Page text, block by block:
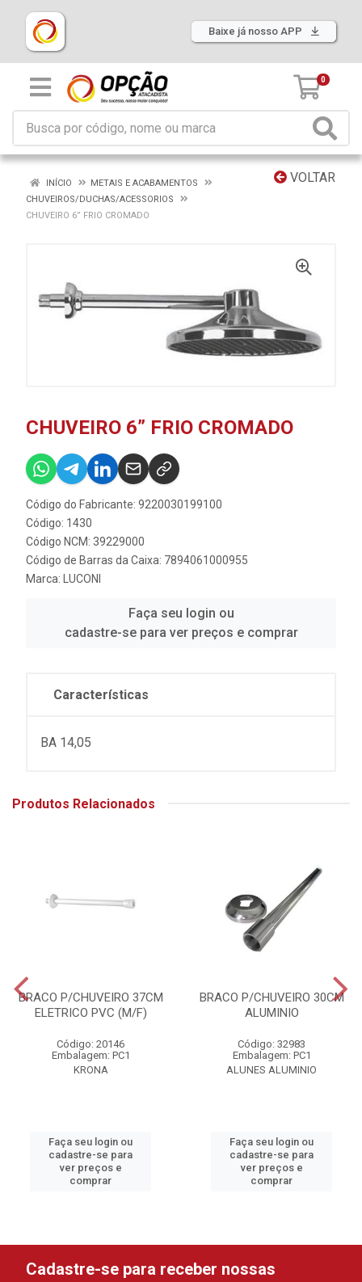
Baixe já nosso APP
0
VOLTAR
INÍCIO
METAIS E ACABAMENTOS
CHUVEIROS/DUCHAS/ACESSORIOS
CHUVEIRO 6” FRIO CROMADO
CHUVEIRO 6” FRIO CROMADO
Código do Fabricante: 9220030199100
Código: 1430
Código NCM: 39229000
Código de Barras da Caixa: 7894061000955
Marca:
LUCONI
Faça seu login ou
cadastre-se para ver preços e comprar
Características
BA 14,05
Produtos Relacionados
BRACO P/CHUVEIRO 37CM
ELETRICO PVC (M/F)
Código: 20146
Embalagem: PC1
KRONA
Faça seu login ou
cadastre-se para
ver preços e
comprar
BRACO P/CHUVEIRO 30CM
ALUMINIO
Código: 32983
Embalagem: PC1
ALUNES ALUMINIO
Faça seu login ou
cadastre-se para
ver preços e
comprar
Cadastre-se para receber nossas